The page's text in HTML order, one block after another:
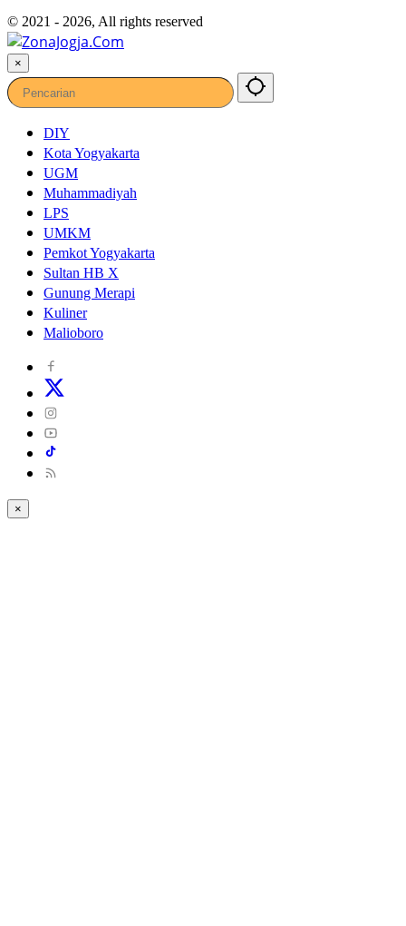
© 2021 - 2026, All rights reserved
×
DIY
Kota Yogyakarta
UGM
Muhammadiyah
LPS
UMKM
Pemkot Yogyakarta
Sultan HB X
Gunung Merapi
Kuliner
Malioboro
×